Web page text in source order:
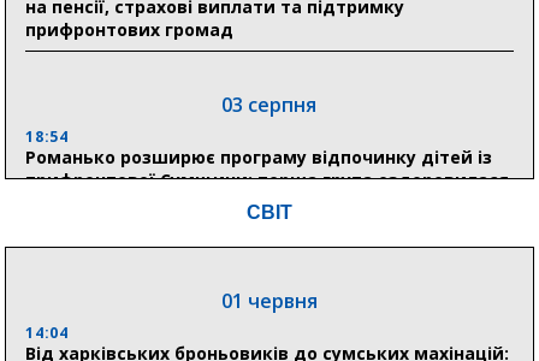
на пенсії, страхові виплати та підтримку
прифронтових громад
03 серпня
18:54
Романько розширює програму відпочинку дітей із
прифронтової Сумщини: перша група оздоровилася
18:30
відновлення житла майже на 6,6 млн грн
СВІТ
01 червня
14:04
Від харківських броньовиків до сумських махінацій: